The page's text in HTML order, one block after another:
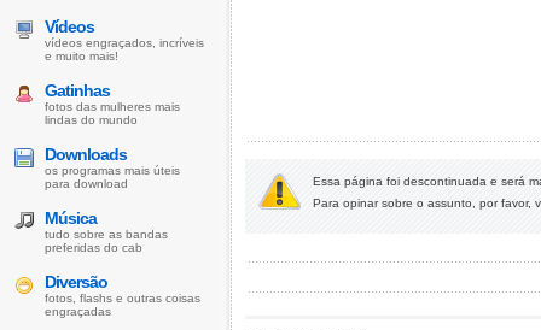
Essa página foi descontinuada e será
Para opinar sobre o assunto, por favor,
Vídeos
vídeos engraçados, incríveis
e muito mais!
Gatinhas
fotos das mulheres mais
lindas do mundo
Downloads
os programas mais úteis
para download
Música
tudo sobre as bandas
preferidas do cab
Diversão
fotos, flashs e outras coisas
engraçadas